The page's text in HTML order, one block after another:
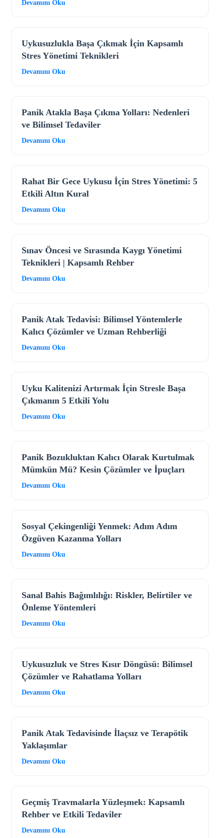
Devamını Oku
Uykusuzlukla Başa Çıkmak İçin Kapsamlı
Stres Yönetimi Teknikleri
Devamını Oku
Panik Atakla Başa Çıkma Yolları: Nedenleri
ve Bilimsel Tedaviler
Devamını Oku
Rahat Bir Gece Uykusu İçin Stres Yönetimi: 5
Etkili Altın Kural
Devamını Oku
Sınav Öncesi ve Sırasında Kaygı Yönetimi
Teknikleri | Kapsamlı Rehber
Devamını Oku
Panik Atak Tedavisi: Bilimsel Yöntemlerle
Kalıcı Çözümler ve Uzman Rehberliği
Devamını Oku
Uyku Kalitenizi Artırmak İçin Stresle Başa
Çıkmanın 5 Etkili Yolu
Devamını Oku
Panik Bozukluktan Kalıcı Olarak Kurtulmak
Mümkün Mü? Kesin Çözümler ve İpuçları
Devamını Oku
Sosyal Çekingenliği Yenmek: Adım Adım
Özgüven Kazanma Yolları
Devamını Oku
Sanal Bahis Bağımlılığı: Riskler, Belirtiler ve
Önleme Yöntemleri
Devamını Oku
Uykusuzluk ve Stres Kısır Döngüsü: Bilimsel
Çözümler ve Rahatlama Yolları
Devamını Oku
Panik Atak Tedavisinde İlaçsız ve Terapötik
Yaklaşımlar
Devamını Oku
Geçmiş Travmalarla Yüzleşmek: Kapsamlı
Rehber ve Etkili Tedaviler
Devamını Oku